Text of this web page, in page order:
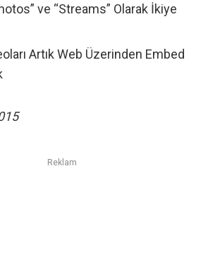
ve “Streams” Olarak İkiye
Artık Web Üzerinden Embed
Reklam